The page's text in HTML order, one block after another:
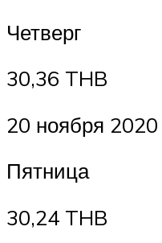
Четверг
30,36 THB
20 ноября 2020
Пятница
30,24 THB